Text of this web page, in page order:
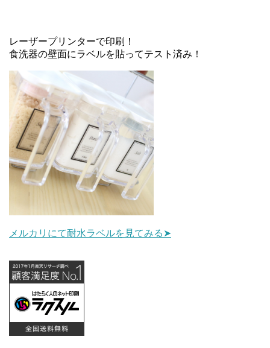
レーザープリンターで印刷！
食洗器の壁面にラベルを貼ってテスト済み！
メルカリにて耐水ラベルを見てみる➤